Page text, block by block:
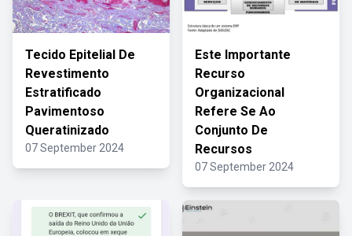
Tecido Epitelial De
Revestimento
Estratificado
Pavimentoso
Queratinizado
07 September 2024
Este Importante
Recurso
Organizacional
Refere Se Ao
Conjunto De
Recursos
07 September 2024